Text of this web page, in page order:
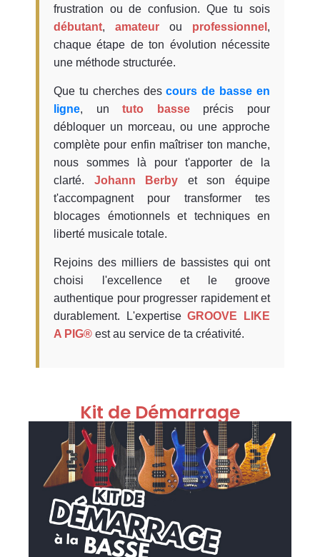
frustration ou de confusion. Que tu sois
débutant, amateur ou professionnel ,
chaque étape de ton évolution nécessite
une méthode structurée.
Que tu cherches descours de basse en
ligne, untuto basseprécis pour
débloquer un morceau, ou une approche
complète pour enfin maîtriser ton manche,
nous sommes là pour t'apporter de la
clarté. Johann Berby et son équipe
t'accompagnent pour transformer tes
blocages émotionnels et techniques en
liberté musicale totale.
Rejoins des milliers de bassistes qui ont
choisi l'excellence et le groove
authentique pour progresser rapidement et
durablement. L'expertiseGROOVE LIKE
A PIG® est au service de ta créativité.
Kit de Démarrage